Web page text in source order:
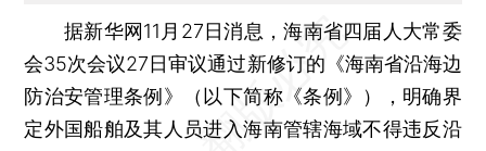
据新华网11月27日消息，海南省四届人大常委
会35次会议27日审议通过新修订的《海南省沿海边
防治安管理条例》（以下简称《条例》），明确界
定外国船舶及其人员进入海南管辖海域不得违反沿